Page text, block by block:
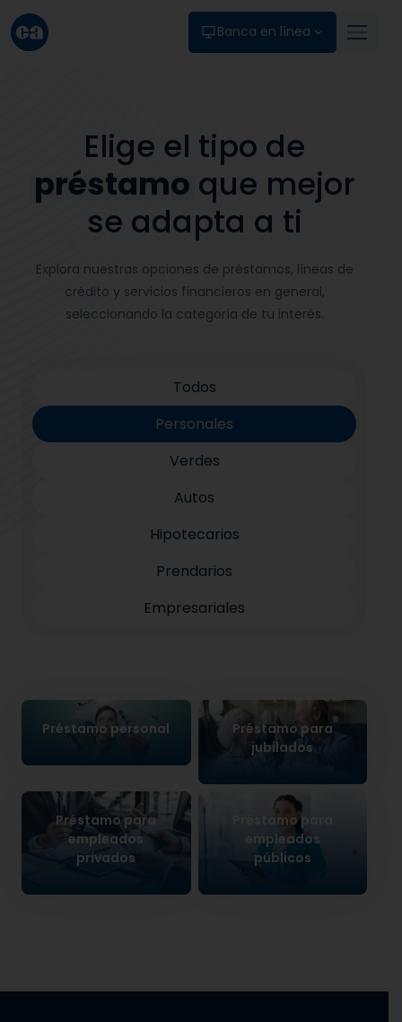
Banca en línea
Elige el tipo de
préstamo que mejor
se adapta a ti
Explora nuestras opciones de préstamos, líneas de
crédito y servicios financieros en general,
seleccionando la categoría de tu interés.
Todos
Personales
Verdes
Autos
Hipotecarios
Prendarios
Empresariales
Préstamo personal
Préstamo para
jubilados
Préstamo para
empleados
privados
Préstamo para
empleados
públicos